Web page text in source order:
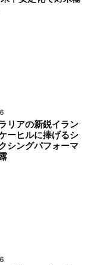
リアの新鋭イラン
ーヒルに捧げるシ
シングパフォーマ